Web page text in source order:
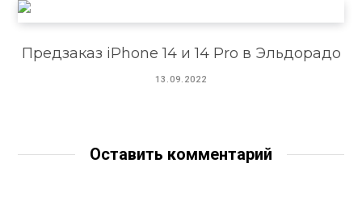
Предзаказ iPhone 14 и 14 Pro в Эльдорадо
13.09.2022
Оставить комментарий